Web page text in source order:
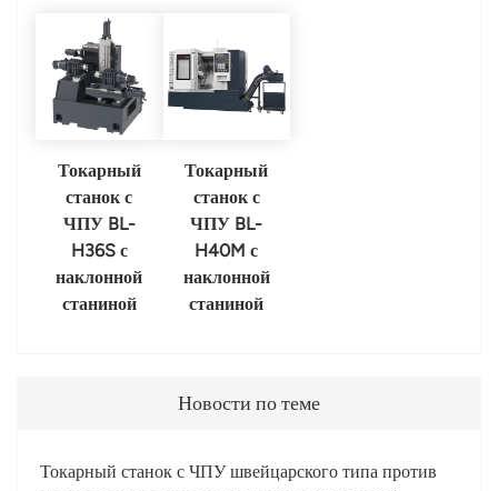
Токарный
станок с
ЧПУ BL-
H36S с
наклонной
станиной
Токарный
станок с
ЧПУ BL-
H40M с
наклонной
станиной
Новости по теме
Токарный станок с ЧПУ швейцарского типа против